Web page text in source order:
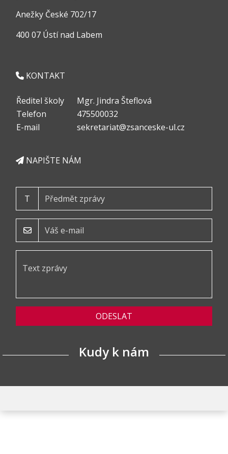
Anežky České 702/17
400 07 Ústí nad Labem
KONTAKT
Ředitel školy
Mgr. Jindra Šteflová
Telefon
475500032
E-mail
sekretariat@zsanceske-ul.cz
NAPIŠTE NÁM
T
ODESLAT
Kudy k nám